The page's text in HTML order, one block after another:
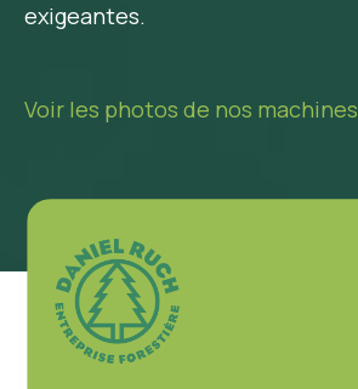
exigeantes.
Voir les photos de nos machines